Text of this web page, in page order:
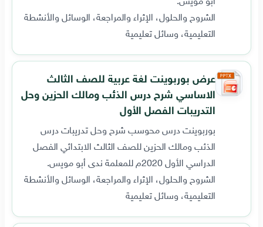
الشروح والحلول، الإثراء والمراجعة، الوسائل والأنشطة
التعليمية، وسائل تعليمية
عرض بوربوينت لغة عربية للصف الثالث
الاساسي شرح درس الذئب ومالك الحزين وحل
التدريبات الفصل الأول
بوربوينت درس محوسب شرح وحل تدريبات درس
الذئب ومالك الحزين للصف الثالث الابتدائي الفصل
الدراسي الأول 2020م للمعلمة ندى أبو مويس.
الشروح والحلول، الإثراء والمراجعة، الوسائل والأنشطة
التعليمية، وسائل تعليمية